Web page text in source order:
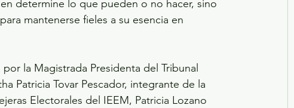
determine lo que pueden o no hacer, sino
mantenerse fieles a su esencia en
la Magistrada Presidenta del Tribunal
Patricia Tovar Pescador, integrante de la
Electorales del IEEM, Patricia Lozano